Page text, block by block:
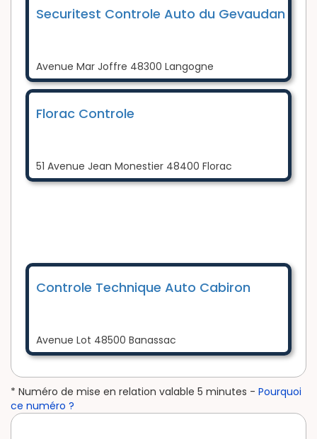
Securitest Controle Auto du Gevaudan
Avenue Mar Joffre 48300 Langogne
Florac Controle
51 Avenue Jean Monestier 48400 Florac
Controle Technique Auto Cabiron
Avenue Lot 48500 Banassac
* Numéro de mise en relation valable 5 minutes - Pourquoi
ce numéro ?